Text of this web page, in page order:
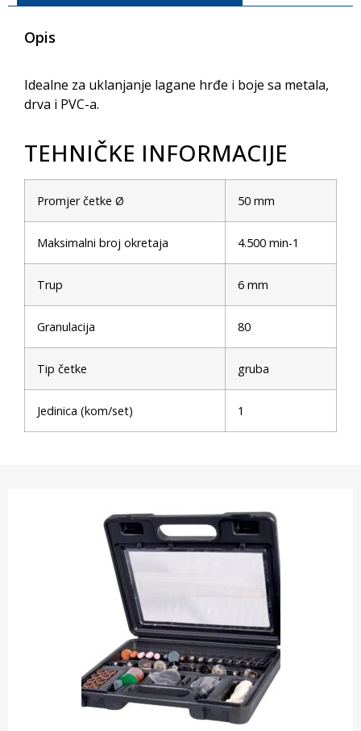
Opis
Idealne za uklanjanje lagane hrđe i boje sa metala,
drva i PVC-a.
TEHNIČKE INFORMACIJE
Promjer četke Ø 50 mm
Maksimalni broj okretaja 4.500 min-1
Trup 6 mm
Granulacija 80
Tip četke gruba
Jedinica (kom/set) 1